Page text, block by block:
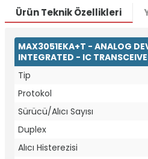
Ürün Teknik Özellikleri
MAX3051EKA+T - ANALOG
INTEGRATED - IC
Tip
Protokol
Sürücü/Alıcı Sayısı
Duplex
Alıcı Histerezisi